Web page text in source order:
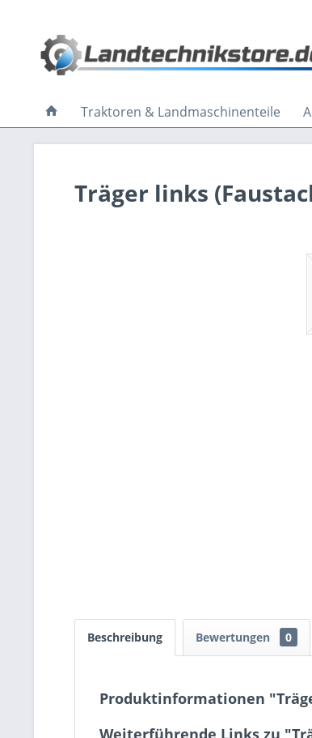
Traktoren & Landmaschinenteile
Träger links
Beschreibung Bewertungen 0
Produktinformationen
Weiterführende Links zu